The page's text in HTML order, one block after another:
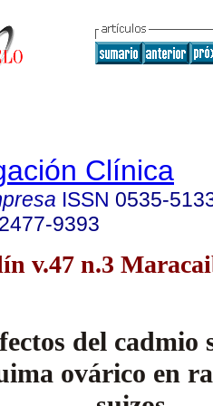
Clínica
ISSN 0535-
2477-9393
v.47 n.3
del cadmio
ovárico en